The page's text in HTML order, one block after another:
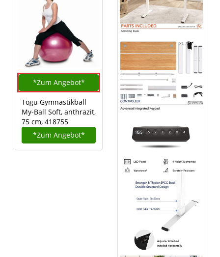
*Zum Angebot*
Togu Gymnastikball
My-Ball Soft, anthrazit,
75 cm, 418755
*Zum Angebot*